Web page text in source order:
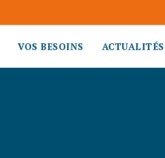
VOS BESOINS ACTUALITÉS